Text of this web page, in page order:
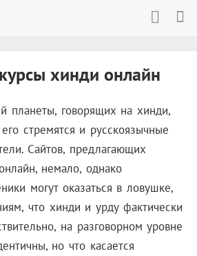
хинди онлайн
планеты, говорящих на хинди,
стремятся и русскоязычные
Сайтов, предлагающих
немало, однако
могут оказаться в ловушке,
что хинди и урду фактически
на разговорном уровне
но что касается